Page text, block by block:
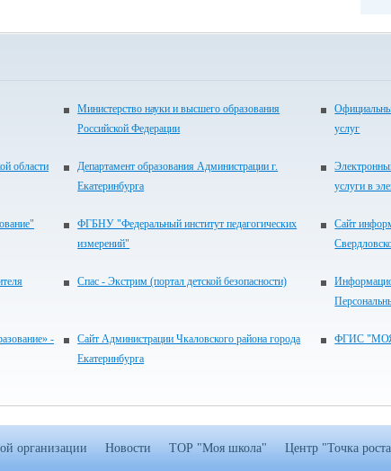
Министерство науки и высшего образования
Российской Федерации
услуг
области
Департамент образования Администрации г.
Екатеринбурга
услуги в
ФГБНУ "Федеральный институт педагогических
измерений"
Сайт
Спас - Экстрим (портал детской безопасности)
-
Сайт Администрации Чкаловского района города
Екатеринбурга
ФГИС
организации Новости ТОР "Моя школа" Центр "Точка